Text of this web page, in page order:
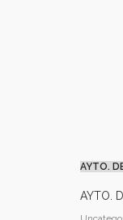
AYTO.
AYTO.